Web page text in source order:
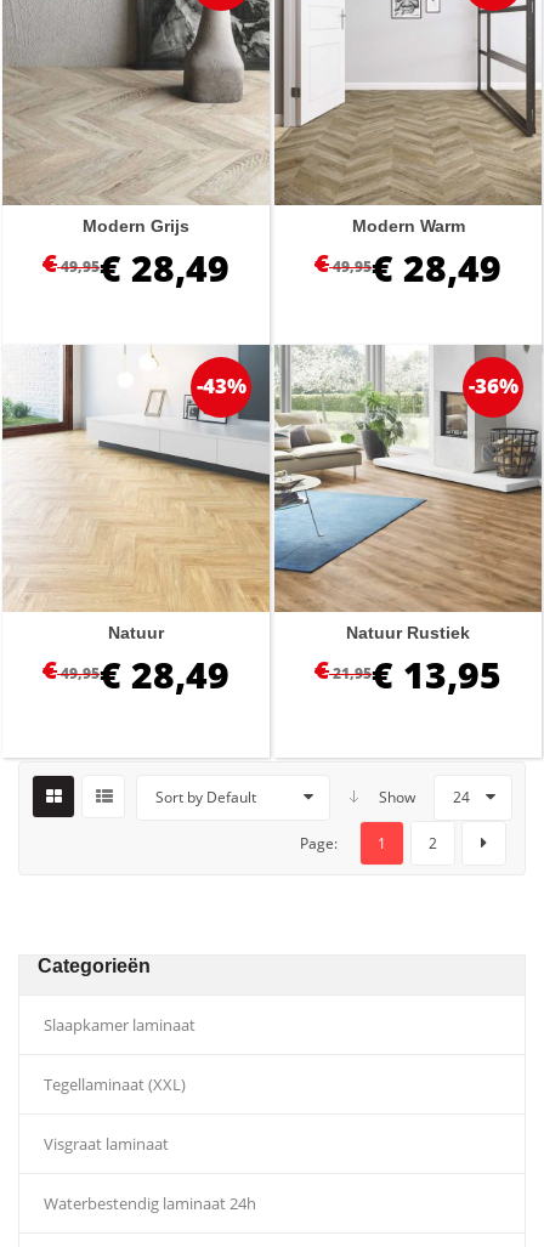
Modern Grijs
€49,95€ 28,49
Modern Warm
€49,95€ 28,49
-43%
Natuur
€49,95€ 28,49
-36%
Natuur Rustiek
€21,95€ 13,95
Sort by Default Show 24
Page: 1 2
Categorieën
Slaapkamer laminaat
Tegellaminaat (XXL)
Visgraat laminaat
Waterbestendig laminaat 24h